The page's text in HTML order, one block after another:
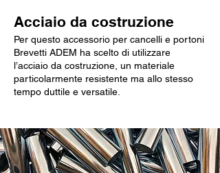
Acciaio da costruzione
Per questo accessorio per cancelli e portoni
Brevetti ADEM ha scelto di utilizzare
l’acciaio da costruzione, un materiale
particolarmente resistente ma allo stesso
tempo duttile e versatile.